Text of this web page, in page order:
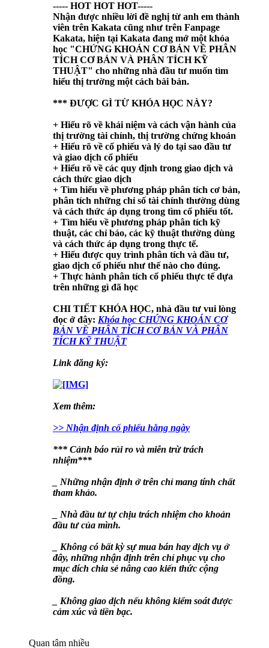
----- HOT HOT HOT-----
Nhận được nhiều lời đề nghị từ anh em thành
viên trên Kakata cũng như trên Fanpage
Kakata, hiện tại Kakata đang mở một khóa
học "CHỨNG KHOÁN CƠ BẢN VỀ PHÂN
TÍCH CƠ BẢN VÀ PHÂN TÍCH KỸ
THUẬT" cho những nhà đầu tư muốn tìm
hiểu thị trường một cách bài bản.
*** ĐƯỢC GÌ TỪ KHÓA HỌC NÀY?
+ Hiểu rõ về khái niệm và cách vận hành của
thị trường tài chính, thị trường chứng khoán
+ Hiểu rõ về cổ phiếu và lý do tại sao đầu tư
và giao dịch cổ phiếu
+ Hiểu rõ về các quy định trong giao dịch và
cách thức giao dịch
+ Tìm hiểu về phương pháp phân tích cơ bản,
phân tích những chỉ số tài chính thường dùng
và cách thức áp dụng trong tìm cổ phiếu tốt.
+ Tìm hiểu về phương pháp phân tích kỹ
thuật, các chỉ báo, các kỹ thuật thường dùng
và cách thức áp dụng trong thực tế.
+ Hiểu được quy trình phân tích và đầu tư,
giao dịch cổ phiếu như thế nào cho đúng.
+ Thực hành phân tích cổ phiếu thực tế dựa
trên những gì đã học
CHI TIẾT KHÓA HỌC, nhà đầu tư vui lòng
đọc ở đây: Khóa học CHỨNG KHOÁN CƠ
BẢN VỀ PHÂN TÍCH CƠ BẢN VÀ PHÂN
TÍCH KỸ THUẬT
Link đăng ký:
Xem thêm:
>> Nhận định cố phiếu hằng ngày
*** Cảnh báo rủi ro và miễn trừ trách
nhiệm***
_ Những nhận định ở trên chỉ mang tính chất
tham khảo.
_ Nhà đầu tư tự chịu trách nhiệm cho khoản
đầu tư của mình.
_ Không có bất kỳ sự mua bán hay dịch vụ ở
đây, những nhận định trên chỉ phục vụ cho
mục đích chia sẻ nâng cao kiến thức cộng
đồng.
_ Không giao dịch nếu không kiểm soát được
cảm xúc và tiền bạc.
Quan tâm nhiều